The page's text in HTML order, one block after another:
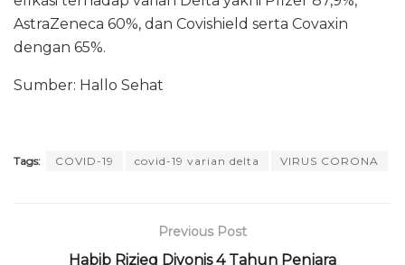
AstraZeneca 60%, dan Covishield serta Covaxin
dengan 65%.
Sumber: Hallo Sehat
Tags: COVID-19 covid-19 varian delta VIRUS CORONA
Previous Post
Habib Rizieq Divonis 4 Tahun Penjara